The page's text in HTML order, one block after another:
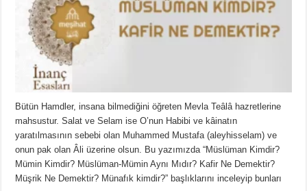
Bütün Hamdler, insana bilmediğini öğreten Mevla Teâlâ hazretlerine
mahsustur. Salat ve Selam ise O’nun Habibi ve kâinatın
yaratılmasının sebebi olan Muhammed Mustafa (aleyhisselam) ve
onun pak olan Âli üzerine olsun. Bu yazımızda “Müslüman Kimdir?
Mümin Kimdir? Müslüman-Mümin Aynı Mıdır? Kafir Ne Demektir?
Müşrik Ne Demektir? Münafık kimdir?” başlıklarını inceleyip bunları